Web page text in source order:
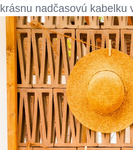
krásnu nadčasovú